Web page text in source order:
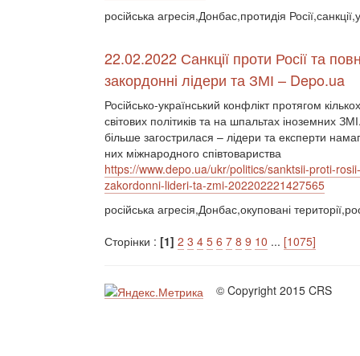
російська агресія,Донбас,протидія
22.02.2022 Санкції проти Росії та
закордонні лідери та ЗМІ – Depo.ua
Російсько-український конфлікт протягом
світових політиків та на шпальтах іноземних
більше загострилася – лідери та експерти
них міжнародного співтовариства
https://www.depo.ua/ukr/politics/sanktsii-proti-
zakordonni-lideri-ta-zmi-202202221427565
російська агресія,Донбас,окуповані
Сторінки : [1] 2 3 4 5 6 7 8 9 10 ... [1075]
© Copyright 2015 CRS